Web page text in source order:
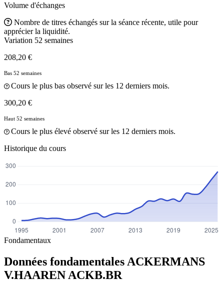
Volume d'échanges
Nombre de titres échangés sur la séance récente, utile pour
apprécier la liquidité.
Variation 52 semaines
208,20 €
Bas 52 semaines
Cours le plus bas observé sur les 12 derniers mois.
300,20 €
Haut 52 semaines
Cours le plus élevé observé sur les 12 derniers mois.
Historique du cours
Fondamentaux
Données fondamentales ACKERMANS
V.HAAREN ACKB.BR